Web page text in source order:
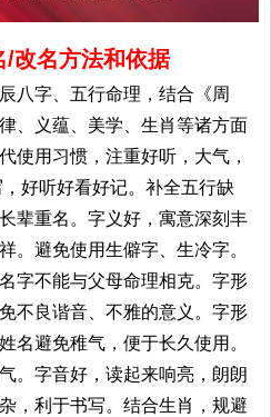
/改名方法和依据
八字、五行命理，结合《周
、义蕴、美学、生肖等诸方面
使用习惯，注重好听，大气，
好听好看好记。补全五行缺
辈重名。字义好，寓意深刻丰
。避免使用生僻字、生冷字。
字不能与父母命理相克。字形
不良谐音、不雅的意义。字形
名避免稚气，便于长久使用。
。字音好，读起来响亮，朗朗
，利于书写。结合生肖，规避